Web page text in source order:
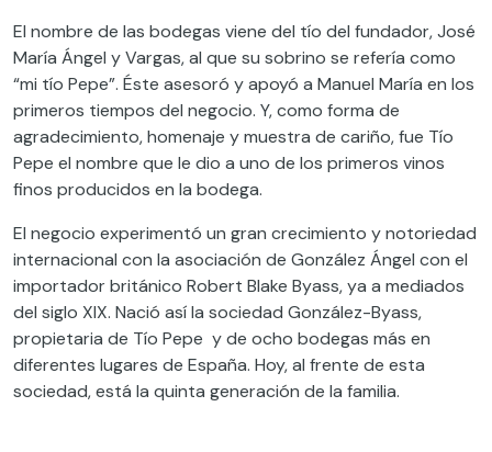
El nombre de las bodegas viene del tío del fundador, José
María Ángel y Vargas, al que su sobrino se refería como
“mi tío Pepe”. Éste asesoró y apoyó a Manuel María en los
primeros tiempos del negocio. Y, como forma de
agradecimiento, homenaje y muestra de cariño, fue Tío
Pepe el nombre que le dio a uno de los primeros vinos
finos producidos en la bodega.
El negocio experimentó un gran crecimiento y notoriedad
internacional con la asociación de González Ángel con el
importador británico Robert Blake Byass, ya a mediados
del siglo XIX. Nació así la sociedad González-Byass,
propietaria de Tío Pepe y de ocho bodegas más en
diferentes lugares de España. Hoy, al frente de esta
sociedad, está la quinta generación de la familia.